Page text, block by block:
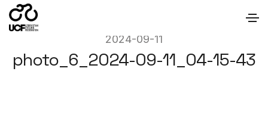
2024-09-11
photo_6_2024-09-11_04-15-43